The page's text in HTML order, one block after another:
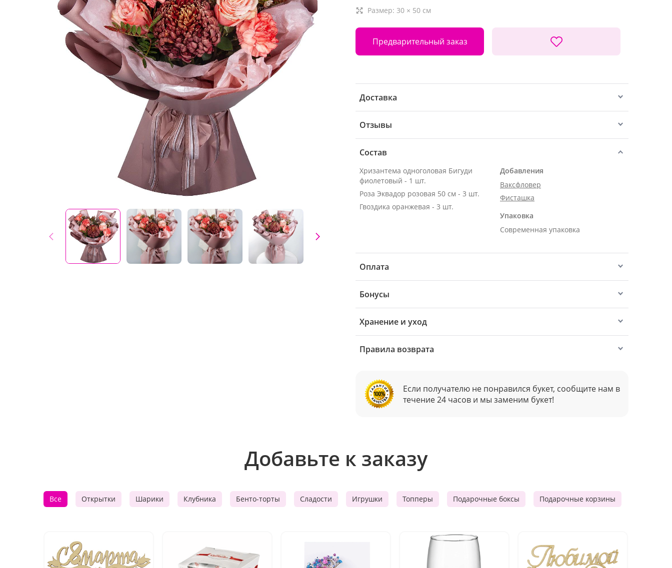
Размер: 30 × 50 см
Предварительный заказ
Доставка
Отзывы
Состав
Хризантема одноголовая Бигуди
фиолетовый - 1 шт.
Роза Эквадор розовая 50 см - 3 шт.
Гвоздика оранжевая - 3 шт.
Добавления
Ваксфловер
Фисташка
Упаковка
Современная упаковка
Оплата
Бонусы
Хранение и уход
Правила возврата
Если получателю не понравился букет, сообщите нам в
течение 24 часов и мы заменим букет!
Добавьте к заказу
Все Открытки Шарики Клубника Бенто-торты Сладости Игрушки Топперы Подарочные боксы Подарочные корзины